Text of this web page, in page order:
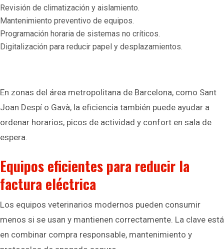
Revisión de climatización y aislamiento.
Mantenimiento preventivo de equipos.
Programación horaria de sistemas no críticos.
Digitalización para reducir papel y desplazamientos.
En zonas del área metropolitana de Barcelona, como Sant
Joan Despí o Gavà, la eficiencia también puede ayudar a
ordenar horarios, picos de actividad y confort en sala de
espera.
Equipos eficientes para reducir la
factura eléctrica
Los equipos veterinarios modernos pueden consumir
menos si se usan y mantienen correctamente. La clave está
en combinar compra responsable, mantenimiento y